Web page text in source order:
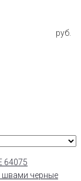
руб.
швами черные